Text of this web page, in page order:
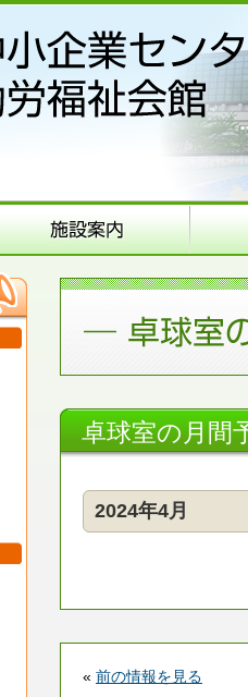
卓球室の月間
2024年4月
« 前の情報を見る